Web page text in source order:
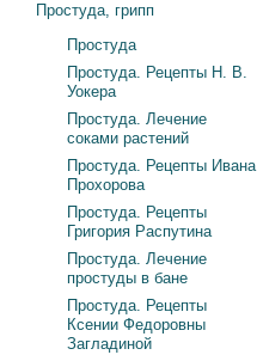
Простуда, грипп
Простуда
Простуда. Рецепты Н. В.
Уокера
Простуда. Лечение
соками растений
Простуда. Рецепты Ивана
Прохорова
Простуда. Рецепты
Григория Распутина
Простуда. Лечение
простуды в бане
Простуда. Рецепты
Ксении Федоровны
Загладиной